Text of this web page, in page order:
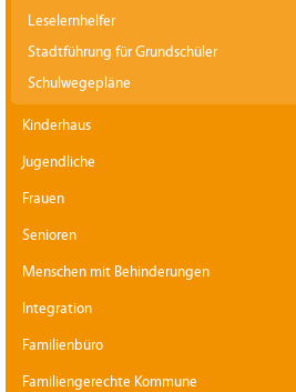
Leselernhelfer
Stadtführung für Grundschüler
Schulwegepläne
Kinderhaus
Jugendliche
Frauen
Senioren
Menschen mit Behinderungen
Integration
Familienbüro
Familiengerechte Kommune